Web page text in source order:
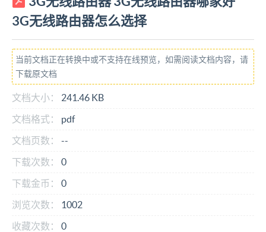
3G无线路由器怎么选择
当前文档正在转换中或不支持在线预览，如需阅读文档内容，请
下载原文档
文档大小：
241.46 KB
文档格式：
pdf
文档页数：
--
下载次数：
0
下载金币：
0
浏览次数：
1002
收藏次数：
0